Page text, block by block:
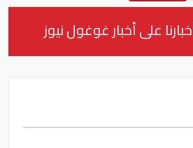
على أخبار غوغول نيوز